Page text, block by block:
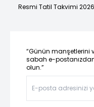
Resmi Tatil Takvimi 2026
“Günün manşetlerini
sabah e-
olun.”